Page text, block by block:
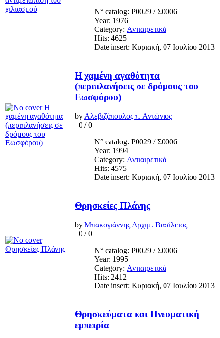
N° catalog: Ρ0029 / Σ0006
Year: 1976
Category: Αντιαιρετικά
Hits: 4625
Date insert: Κυριακή, 07 Ιουλίου 2013
Η χαμένη αγαθότητα
(περιπλανήσεις σε δρόμους του
Εωσφόρου)
by Αλεβιζόπουλος π. Αντώνιος
0 /0
N° catalog: Ρ0029 / Σ0006
Year: 1994
Category: Αντιαιρετικά
Hits: 4575
Date insert: Κυριακή, 07 Ιουλίου 2013
Θρησκείες Πλάνης
by Μπακογιάννης Αρχιμ. Βασίλειος
0 /0
N° catalog: Ρ0029 / Σ0006
Year: 1995
Category: Αντιαιρετικά
Hits: 2412
Date insert: Κυριακή, 07 Ιουλίου 2013
Θρησκεύματα και Πνευματική
εμπειρία